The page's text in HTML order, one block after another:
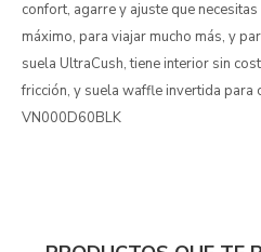
confort, agarre y ajuste que
máximo, para viajar mucho más, y
suela UltraCush, tiene interior sin
fricción, y suela waffle invertida para
VN000D60BLK